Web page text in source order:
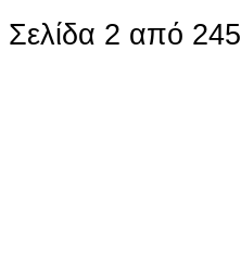
Σελίδα 2 από 245